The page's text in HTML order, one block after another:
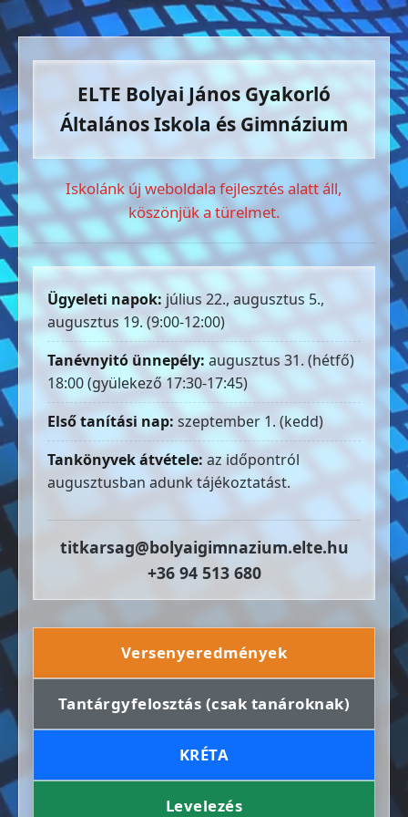
ELTE Bolyai János Gyakorló
Általános Iskola és Gimnázium
Iskolánk új weboldala fejlesztés alatt áll,
köszönjük a türelmet.
Ügyeleti napok: július 22., augusztus 5.,
augusztus 19. (9:00-12:00)
Tanévnyitó ünnepély: augusztus 31. (hétfő)
18:00 (gyülekező 17:30-17:45)
Első tanítási nap: szeptember 1. (kedd)
Tankönyvek átvétele: az időpontról
augusztusban adunk tájékoztatást.
titkarsag@bolyaigimnazium.elte.hu
+36 94 513 680
Versenyeredmények
Tantárgyfelosztás (csak tanároknak)
KRÉTA
Levelezés